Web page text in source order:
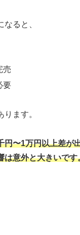
なると、
売
要
ります。
円〜1万円以上差が
は意外と大きいです